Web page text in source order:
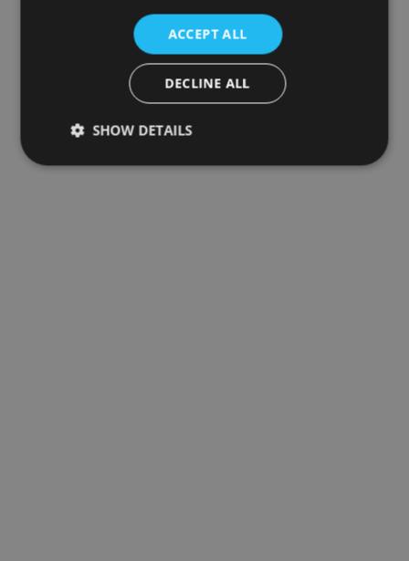
ACCEPT ALL
DECLINE ALL
SHOW DETAILS